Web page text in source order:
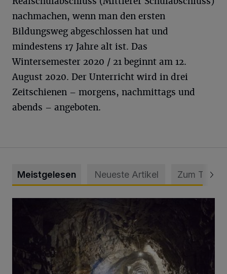
nachmachen, wenn man den ersten
Bildungsweg abgeschlossen hat und
mindestens 17 Jahre alt ist. Das
Wintersemester 2020 / 21 beginnt am 12.
August 2020. Der Unterricht wird in drei
Zeitschienen – morgens, nachmittags und
abends – angeboten.
Meistgelesen Neueste Artikel Zum Thema